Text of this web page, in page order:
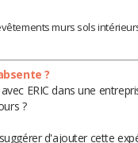
murs sols
?
ERIC dans une
?
d'ajouter cette